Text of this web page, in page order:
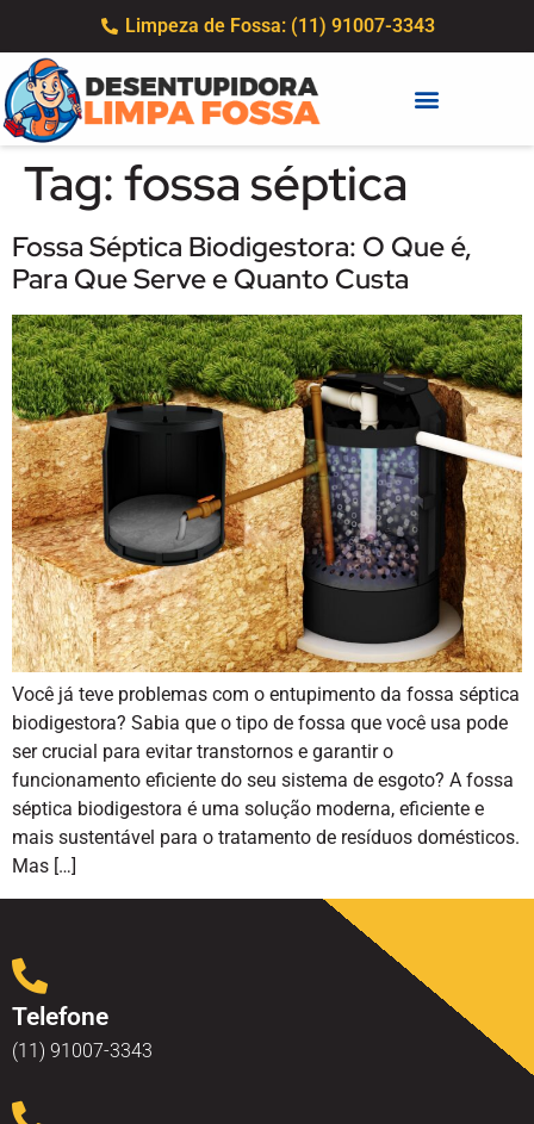
Limpeza de Fossa: (11) 91007-3343
Tag:fossa séptica
Fossa Séptica Biodigestora: O Que é,
Para Que Serve e Quanto Custa
Você já teve problemas com o entupimento da fossa séptica
biodigestora? Sabia que o tipo de fossa que você usa pode
ser crucial para evitar transtornos e garantir o
funcionamento eficiente do seu sistema de esgoto? A fossa
séptica biodigestora é uma solução moderna, eficiente e
mais sustentável para o tratamento de resíduos domésticos.
Mas […]
Telefone
(11) 91007-3343